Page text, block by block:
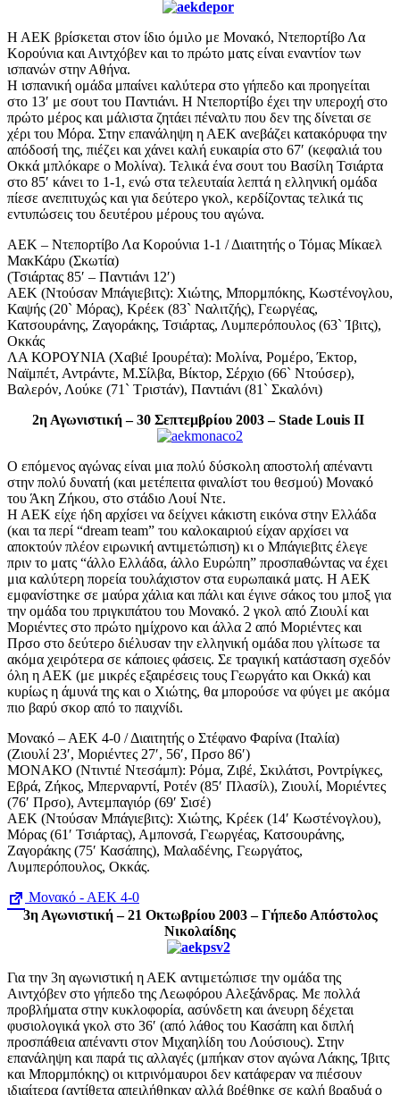
Η ΑΕΚ βρίσκεται στον ίδιο όμιλο με Μονακό, Ντεπορτίβο Λα
Κορούνια και Αιντχόβεν και το πρώτο ματς είναι εναντίον των
ισπανών στην Αθήνα.
Η ισπανική ομάδα μπαίνει καλύτερα στο γήπεδο και προηγείται
στο 13′ με σουτ του Παντιάνι. Η Ντεπορτίβο έχει την υπεροχή στο
πρώτο μέρος και μάλιστα ζητάει πέναλτυ που δεν της δίνεται σε
χέρι του Μόρα. Στην επανάληψη η ΑΕΚ ανεβάζει κατακόρυφα την
απόδοσή της, πιέζει και χάνει καλή ευκαιρία στο 67′ (κεφαλιά του
Οκκά μπλόκαρε ο Μολίνα). Τελικά ένα σουτ του Βασίλη Τσιάρτα
στο 85′ κάνει το 1-1, ενώ στα τελευταία λεπτά η ελληνική ομάδα
πίεσε ανεπιτυχώς και για δεύτερο γκολ, κερδίζοντας τελικά τις
εντυπώσεις του δευτέρου μέρους του αγώνα.
ΑΕΚ – Ντεπορτίβο Λα Κορούνια 1-1 / Διαιτητής ο Τόμας Μίκαελ
ΜακΚάρυ (Σκωτία)
(Τσιάρτας 85′ – Παντιάνι 12′)
ΑΕΚ (Ντούσαν Μπάγιεβιτς): Χιώτης, Μπορμπόκης, Κωστένογλου,
Καψής (20` Μόρας), Κρέεκ (83` Ναλιτζής), Γεωργέας,
Κατσουράνης, Ζαγοράκης, Τσιάρτας, Λυμπερόπουλος (63` Ίβιτς),
Οκκάς
ΛΑ ΚΟΡΟΥΝΙΑ (Χαβιέ Ιρουρέτα): Μολίνα, Ρομέρο, Έκτορ,
Ναϊμπέτ, Αντράντε, Μ.Σίλβα, Βίκτορ, Σέρχιο (66` Ντούσερ),
Βαλερόν, Λούκε (71` Τριστάν), Παντιάνι (81` Σκαλόνι)
2η Αγωνιστική – 30 Σεπτεμβρίου 2003 – Stade Louis ΙΙ
Ο επόμενος αγώνας είναι μια πολύ δύσκολη αποστολή απέναντι
στην πολύ δυνατή (και μετέπειτα φιναλίστ του θεσμού) Μονακό
του Άκη Ζήκου, στο στάδιο Λουί Ντε.
Η ΑΕΚ είχε ήδη αρχίσει να δείχνει κάκιστη εικόνα στην Ελλάδα
(και τα περί “dream team” του καλοκαιριού είχαν αρχίσει να
αποκτούν πλέον ειρωνική αντιμετώπιση) κι ο Μπάγιεβιτς έλεγε
πριν το ματς “άλλο Ελλάδα, άλλο Ευρώπη” προσπαθώντας να έχει
μια καλύτερη πορεία τουλάχιστον στα ευρωπαικά ματς. Η ΑΕΚ
εμφανίστηκε σε μαύρα χάλια και πάλι και έγινε σάκος του μποξ για
την ομάδα του πριγκιπάτου του Μονακό. 2 γκολ από Ζιουλί και
Μοριέντες στο πρώτο ημίχρονο και άλλα 2 από Μοριέντες και
Πρσο στο δεύτερο διέλυσαν την ελληνική ομάδα που γλίτωσε τα
ακόμα χειρότερα σε κάποιες φάσεις. Σε τραγική κατάσταση σχεδόν
όλη η ΑΕΚ (με μικρές εξαιρέσεις τους Γεωργάτο και Οκκά) και
κυρίως η άμυνά της και ο Χιώτης, θα μπορούσε να φύγει με ακόμα
πιο βαρύ σκορ από το παιχνίδι.
Μονακό – ΑΕΚ 4-0 / Διαιτητής ο Στέφανο Φαρίνα (Ιταλία)
(Ζιουλί 23′, Μοριέντες 27′, 56′, Πρσο 86′)
ΜΟΝΑΚΟ (Ντιντιέ Ντεσάμπ): Ρόμα, Ζιβέ, Σκιλάτσι, Ροντρίγκες,
Εβρά, Ζήκος, Μπερναρντί, Ροτέν (85′ Πλασίλ), Ζιουλί, Μοριέντες
(76′ Πρσο), Αντεμπαγιόρ (69′ Σισέ)
ΑΕΚ (Ντούσαν Μπάγιεβιτς): Χιώτης, Κρέεκ (14′ Κωστένογλου),
Μόρας (61′ Τσιάρτας), Αμπονσά, Γεωργέας, Κατσουράνης,
Ζαγοράκης (75′ Κασάπης), Μαλαδένης, Γεωργάτος,
Λυμπερόπουλος, Οκκάς.
Μονακό - ΑΕΚ 4-0
3η Αγωνιστική – 21 Οκτωβρίου 2003 – Γήπεδο Απόστολος
Νικολαίδης
Για την 3η αγωνιστική η ΑΕΚ αντιμετώπισε την ομάδα της
Αιντχόβεν στο γήπεδο της Λεωφόρου Αλεξάνδρας. Με πολλά
προβλήματα στην κυκλοφορία, ασύνδετη και άνευρη δέχεται
φυσιολογικά γκολ στο 36′ (από λάθος του Κασάπη και διπλή
προσπάθεια απέναντι στον Μιχαηλίδη του Λούσιους). Στην
επανάληψη και παρά τις αλλαγές (μπήκαν στον αγώνα Λάκης, Ίβιτς
και Μπορμπόκης) οι κιτρινόμαυροι δεν κατάφεραν να πιέσουν
ιδιαίτερα (αντίθετα απειλήθηκαν αλλά βρέθηκε σε καλή βραδυά ο